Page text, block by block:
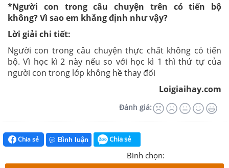
*Người con trong câu chuyện trên có tiến bộ
không? Vì sao em khẳng định như vậy?
Lời giải chi tiết:
Người con trong câu chuyện thực chất không có tiến
bộ. Vì học kì 2 này nếu so với học kì 1 thì thứ tự của
người con trong lớp không hề thay đổi
Loigiaihay.com
Đánh giá:
Chia sẻ Bình luận Chia sẻ
Bình chọn: